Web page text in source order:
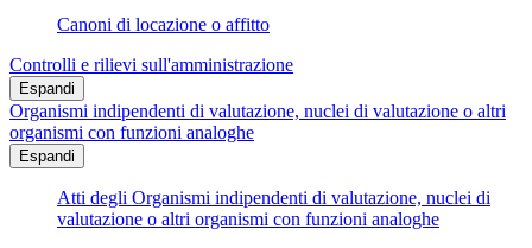
Canoni di locazione o affitto
Controlli e rilievi sull'amministrazione
Espandi
Organismi indipendenti di valutazione, nuclei di valutazione o altri
organismi con funzioni analoghe
Espandi
Atti degli Organismi indipendenti di valutazione, nuclei di
valutazione o altri organismi con funzioni analoghe